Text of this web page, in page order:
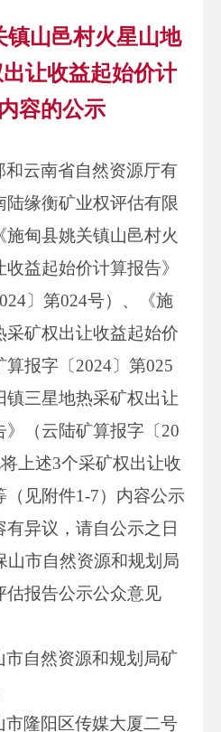
镇山邑村火星山地
让收益起始价计
容的公示
和云南省自然资源厅有
陆缘衡矿业权评估有限
甸县姚关镇山邑村火
益起始价计算报告》
〕第024号）、《施
采矿权出让收益起始价
报字〔2024〕第025
镇三星地热采矿权出让
（云陆矿算报字〔20
上述3个采矿权出让收
见附件1-7）内容公示
异议，请自公示之日
山市自然资源和规划局
估报告公示公众意见
市自然资源和规划局矿
市隆阳区传媒大厦二号